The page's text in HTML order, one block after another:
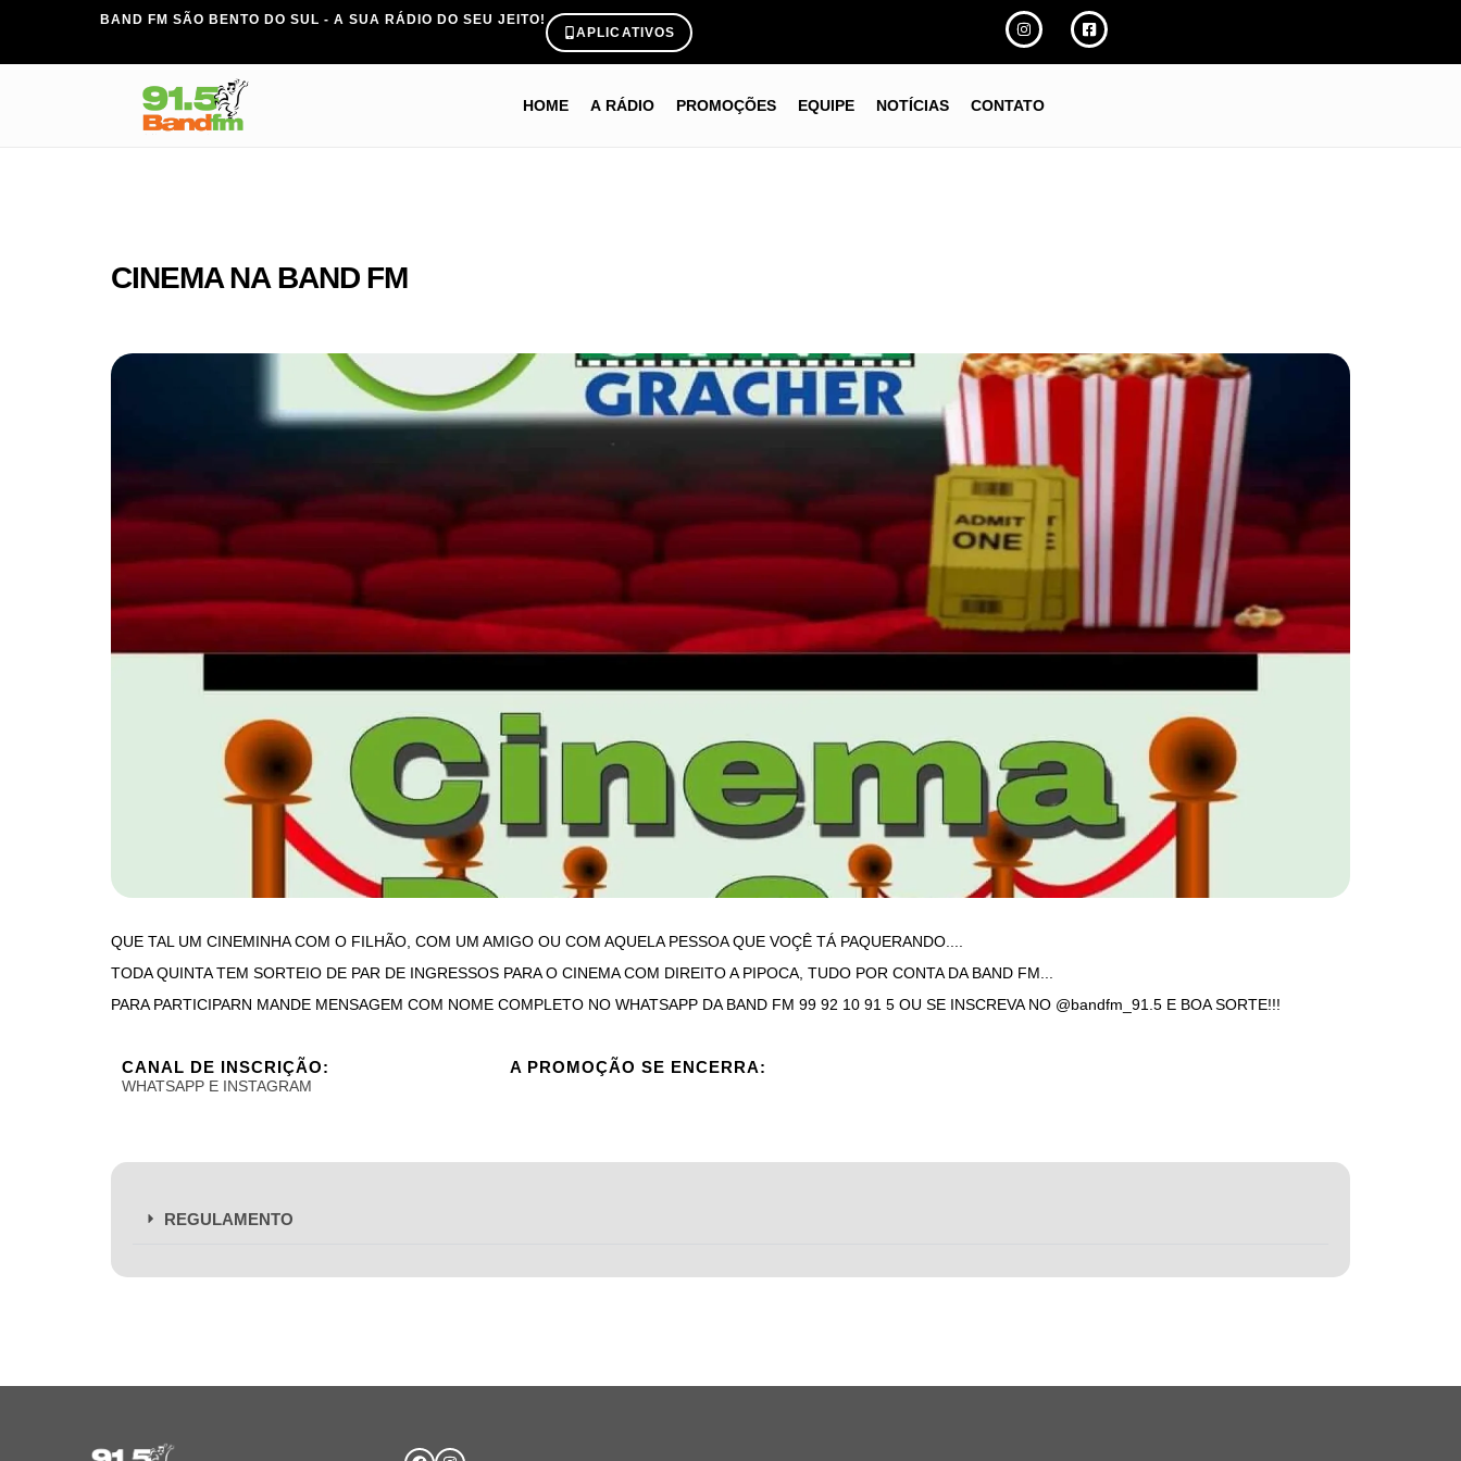
BAND FM SÃO BENTO DO SUL - A SUA RÁDIO DO SEU JEITO!
APLICATIVOS
HOME A RÁDIO PROMOÇÕES EQUIPE NOTÍCIAS CONTATO
CINEMA NA BAND FM
QUE TAL UM CINEMINHA COM O FILHÃO, COM UM AMIGO OU COM AQUELA PESSOA QUE VOÇÊ TÁ PAQUERANDO....
TODA QUINTA TEM SORTEIO DE PAR DE INGRESSOS PARA O CINEMA COM DIREITO A PIPOCA, TUDO POR CONTA DA BAND FM...
PARA PARTICIPARN MANDE MENSAGEM COM NOME COMPLETO NO WHATSAPP DA BAND FM 99 92 10 91 5 OU SE INSCREVA NO @bandfm_91.5 E BOA SORTE!!!
CANAL DE INSCRIÇÃO:
WHATSAPP E INSTAGRAM
A PROMOÇÃO SE ENCERRA:
REGULAMENTO